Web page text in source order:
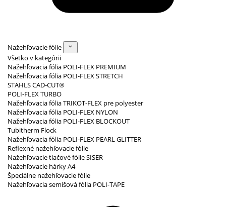
Nažehľovacie fólie
Všetko v kategórii
Nažehľovacia fólia POLI-FLEX PREMIUM
Nažehľovacia fólia POLI-FLEX STRETCH
STAHLS CAD-CUT®
POLI-FLEX TURBO
Nažehľovacia fólia TRIKOT-FLEX pre polyester
Nažehľovacia fólia POLI-FLEX NYLON
Nažehľovacia fólia POLI-FLEX BLOCKOUT
Tubitherm Flock
Nažehľovacia fólia POLI-FLEX PEARL GLITTER
Reflexné nažehľovacie fólie
Nažehľovacie tlačové fólie SISER
Nažehľovacie hárky A4
Špeciálne nažehľovacie fólie
Nažehľovacia semišová fólia POLI-TAPE